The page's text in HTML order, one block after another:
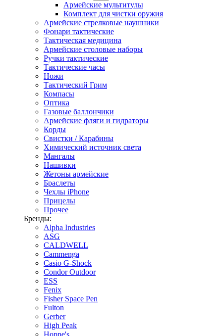
Армейские мультитулы
Комплект для чистки оружия
Армейские стрелковые наушники
Фонари тактические
Тактическая медицина
Армейские столовые наборы
Ручки тактические
Тактические часы
Ножи
Тактический Грим
Компасы
Оптика
Газовые баллончики
Армейские фляги и гидраторы
Корды
Свистки / Карабины
Химический источник света
Мангалы
Нашивки
Жетоны армейские
Браслеты
Чехлы iPhone
Прицелы
Прочее
Бренды:
Alpha Industries
ASG
CALDWELL
Cammenga
Casio G-Shock
Condor Outdoor
ESS
Fenix
Fisher Space Pen
Fulton
Gerber
High Peak
Hoppe's